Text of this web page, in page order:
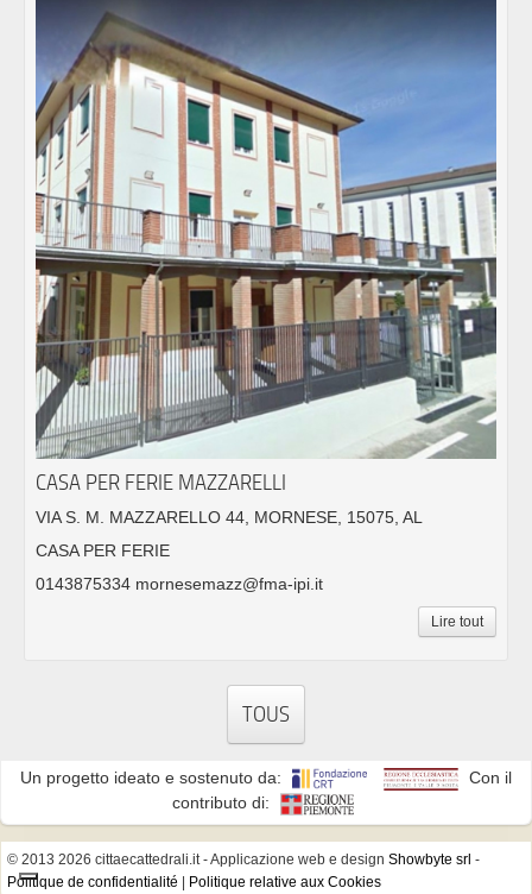
CASA PER FERIE MAZZARELLI
VIA S. M. MAZZARELLO 44, MORNESE, 15075, AL
CASA PER FERIE
0143875334 mornesemazz@fma-ipi.it
Lire tout
TOUS
Un progetto ideato e sostenuto da:
Con il
contributo di:
© 2013 2026 cittaecattedrali.it- Applicazione web e design Showbyte srl -
Politique de confidentialité | Politique relative aux Cookies